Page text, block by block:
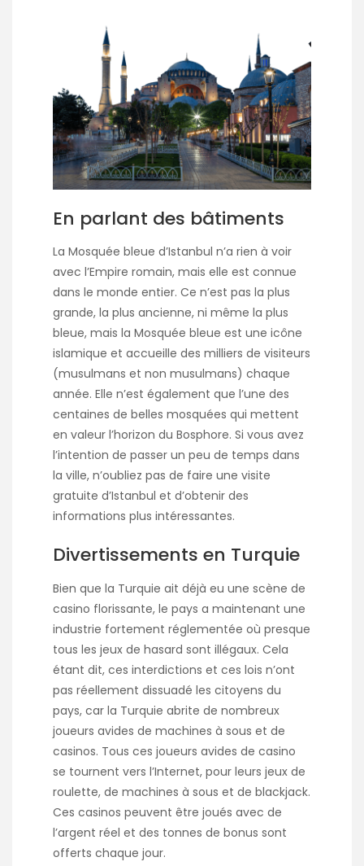
En parlant des bâtiments
La Mosquée bleue d’Istanbul n’a rien à voir
avec l’Empire romain, mais elle est connue
dans le monde entier. Ce n’est pas la plus
grande, la plus ancienne, ni même la plus
bleue, mais la Mosquée bleue est une icône
islamique et accueille des milliers de visiteurs
(musulmans et non musulmans) chaque
année. Elle n’est également que l’une des
centaines de belles mosquées qui mettent
en valeur l’horizon du Bosphore. Si vous avez
l’intention de passer un peu de temps dans
la ville, n’oubliez pas de faire une visite
gratuite d’Istanbul et d’obtenir des
informations plus intéressantes.
Divertissements en Turquie
Bien que la Turquie ait déjà eu une scène de
casino florissante, le pays a maintenant une
industrie fortement réglementée où presque
tous les jeux de hasard sont illégaux. Cela
étant dit, ces interdictions et ces lois n’ont
pas réellement dissuadé les citoyens du
pays, car la Turquie abrite de nombreux
joueurs avides de machines à sous et de
casinos. Tous ces joueurs avides de casino
se tournent vers l’Internet, pour leurs jeux de
roulette, de machines à sous et de blackjack.
Ces casinos peuvent être joués avec de
l’argent réel et des tonnes de bonus sont
offerts chaque jour.